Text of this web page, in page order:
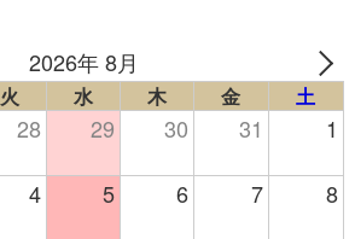
2026年 8月
火 水 木 金 土
28 29 30 31 1
4 5 6 7 8